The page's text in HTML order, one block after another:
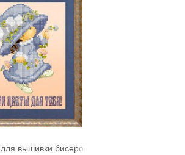
Мария" "Славяночка" КС-026
вышивки бисером "Эти цветы для тебя!"